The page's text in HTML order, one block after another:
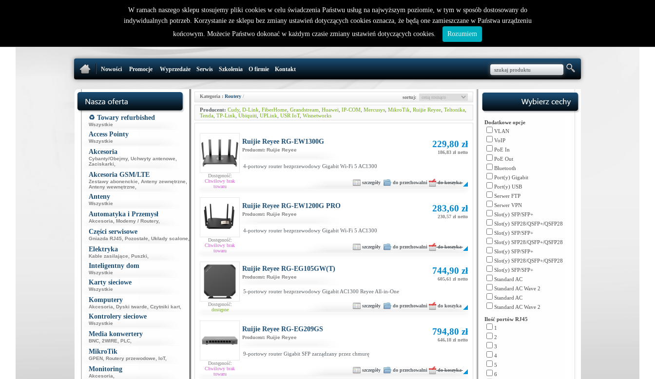
nowy klient
32 721 86 72
support@wirelesslan.com.pl
W koszyku jest 0 produktów(y)
Nowości Promocje Wyprzedaże Serwis Szkolenia O firmie Kontakt
♻️ Towary refurbished
Wszystkie
Access Pointy
Wszystkie
Akcesoria
Cybanty/Obejmy, Uchwyty antenowe
Zaciskarki
Akcesoria GSM/LTE
Zestawy abonenckie Anteny zewnętrzne
Anteny wewnętrzne
Anteny
Wszystkie
Automatyka i Przemysł
Akcesoria Modemy / Routery,
Części serwisowe
Gniazda RJ45, Pozostałe Układy scalone
Elektryka
Kable zasilające Puszki
Inteligentny dom
Wszystkie
Karty sieciowe
Wszystkie
Komputery
Akcesoria Dyski twarde Czytniki kart,
Kontrolery sieciowe
Wszystkie
Media konwertery
BNC, 2WIRE PLC,
MikroTik
GPEN, Routery przewodowe IoT,
Monitoring
Akcesoria
Kategoria : Routery / sortuj:
Producent: Cudy, D-Link FiberHome Grandstream Huawei IP-COM Mercusys MikroTik Ruijie Reyee Teltonika
Tenda TP-Link Ubiquiti UPLink USR IoT, Wisnetworks
Dostępność:
Chwilowy brak
towaru
Ruijie Reyee RG-EW1300G
Producent: Ruijie Reyee
229,80 zł
186,83 zł netto
4-portowy router bezprzewodowy Gigabit Wi-Fi 5 AC1300
szczegóły do przechowalni do koszyka
Dostępność:
Chwilowy brak
towaru
Ruijie Reyee RG-EW1200G PRO
Producent: Ruijie Reyee
283,60 zł
230,57 zł netto
4-portowy router bezprzewodowy Gigabit Wi-Fi 5 AC1300
szczegóły do przechowalni do koszyka
Dostępność:
dostępne
Ruijie Reyee RG-EG105GW(T)
Producent: Ruijie Reyee
744,90 zł
605,61 zł netto
5-portowy router bezprzewodowy Gigabit AC1300 Reyee All-in-One
szczegóły do przechowalni do koszyka
Dostępność:
Chwilowy brak
towaru
Ruijie Reyee RG-EG209GS
Producent: Ruijie Reyee
794,80 zł
646,18 zł netto
9-portowy router Gigabit SFP zarządzany przez chmurę
szczegóły do przechowalni do koszyka
Dodatkowe opcje
VLAN
VoIP
PoE In
PoE Out
Bluetooth
Port(y) Gigabit
Port(y) USB
Serwer FTP
Serwer VPN
Slot(y) SFP/SFP+
Slot(y) SFP28/QSFP+/QSFP28
Slot(y) SFP/SFP+
Slot(y) SFP28/QSFP+/QSFP28
Slot(y) SFP/SFP+
Slot(y) SFP28/QSFP+/QSFP28
Slot(y) SFP/SFP+
Standard AC
Standard AC Wave 2
Standard AC
Standard AC Wave 2
Ilość portów RJ45
1
2
3
4
5
6
W ramach naszego sklepu stosujemy pliki cookies w celu świadczenia Państwu usług na najwyższym poziomie, w tym w sposób dostosowany do
indywidualnych potrzeb. Korzystanie ze sklepu bez zmiany ustawień dotyczących cookies oznacza, że będą one zamieszczane w Państwa urządzeniu
końcowym. Możecie Państwo dokonać w każdym czasie zmiany ustawień dotyczących cookies.
Rozumiem